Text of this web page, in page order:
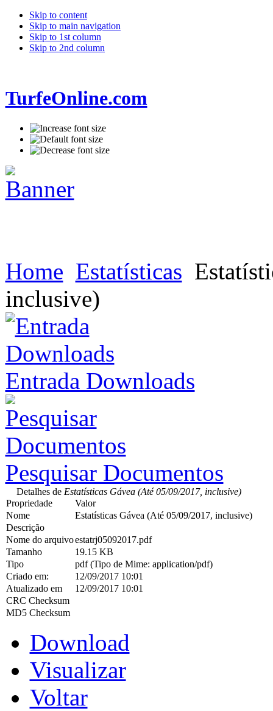
Skip to content
Skip to main navigation
Skip to 1st column
Skip to 2nd column
TurfeOnline.com
Home Estatísticas
inclusive)
Entrada Downloads
Pesquisar Documentos
Detalhes de Estatísticas Gávea (Até 05/09/2017, inclusive)
Propriedade
Valor
Nome
Estatísticas Gávea (Até 05/09/2017, inclusive)
Descrição
Nome do arquivoestatrj05092017.pdf
Tamanho
19.15 KB
Tipo
pdf (Tipo de Mime: application/pdf)
Criado em:
12/09/2017 10:01
Atualizado em
12/09/2017 10:01
CRC Checksum
MD5 Checksum
Download
Visualizar
Voltar